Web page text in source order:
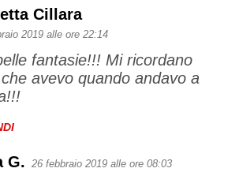
Cillara
2019 alle ore 22:14
fantasie!!! Mi ricordano
avevo quando andavo a
G. 26 febbraio 2019 alle ore 08:03